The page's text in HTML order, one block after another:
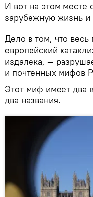
И вот на этом месте
зарубежную жизнь и
Дело в том, что весь
европейский
издалека, —
и почтенных мифов
Этот миф имеет два
два названия.